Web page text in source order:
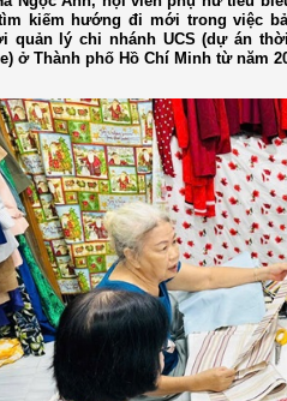
kiếm hướng đi mới trong việc
quản lý chi nhánh UCS (dự án
ở Thành phố Hồ Chí Minh từ năm